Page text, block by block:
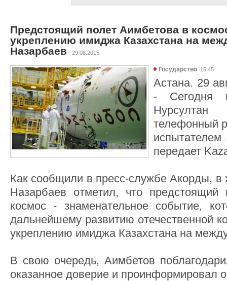
Предстоящий полет Аимбетова в
укреплению имиджа Казахстана на
Назарбаев
29.08.2015
Государство 15:45
Астана. 29
- Сегодня
телефонный
передает
Как сообщили в пресс-службе Акорды, в
Назарбаев отметил, что
космос - знаменательное событие,
дальнейшему развитию отечественной
укреплению имиджа Казахстана на
В свою очередь, Аимбетов
оказанное доверие и проинформировал о